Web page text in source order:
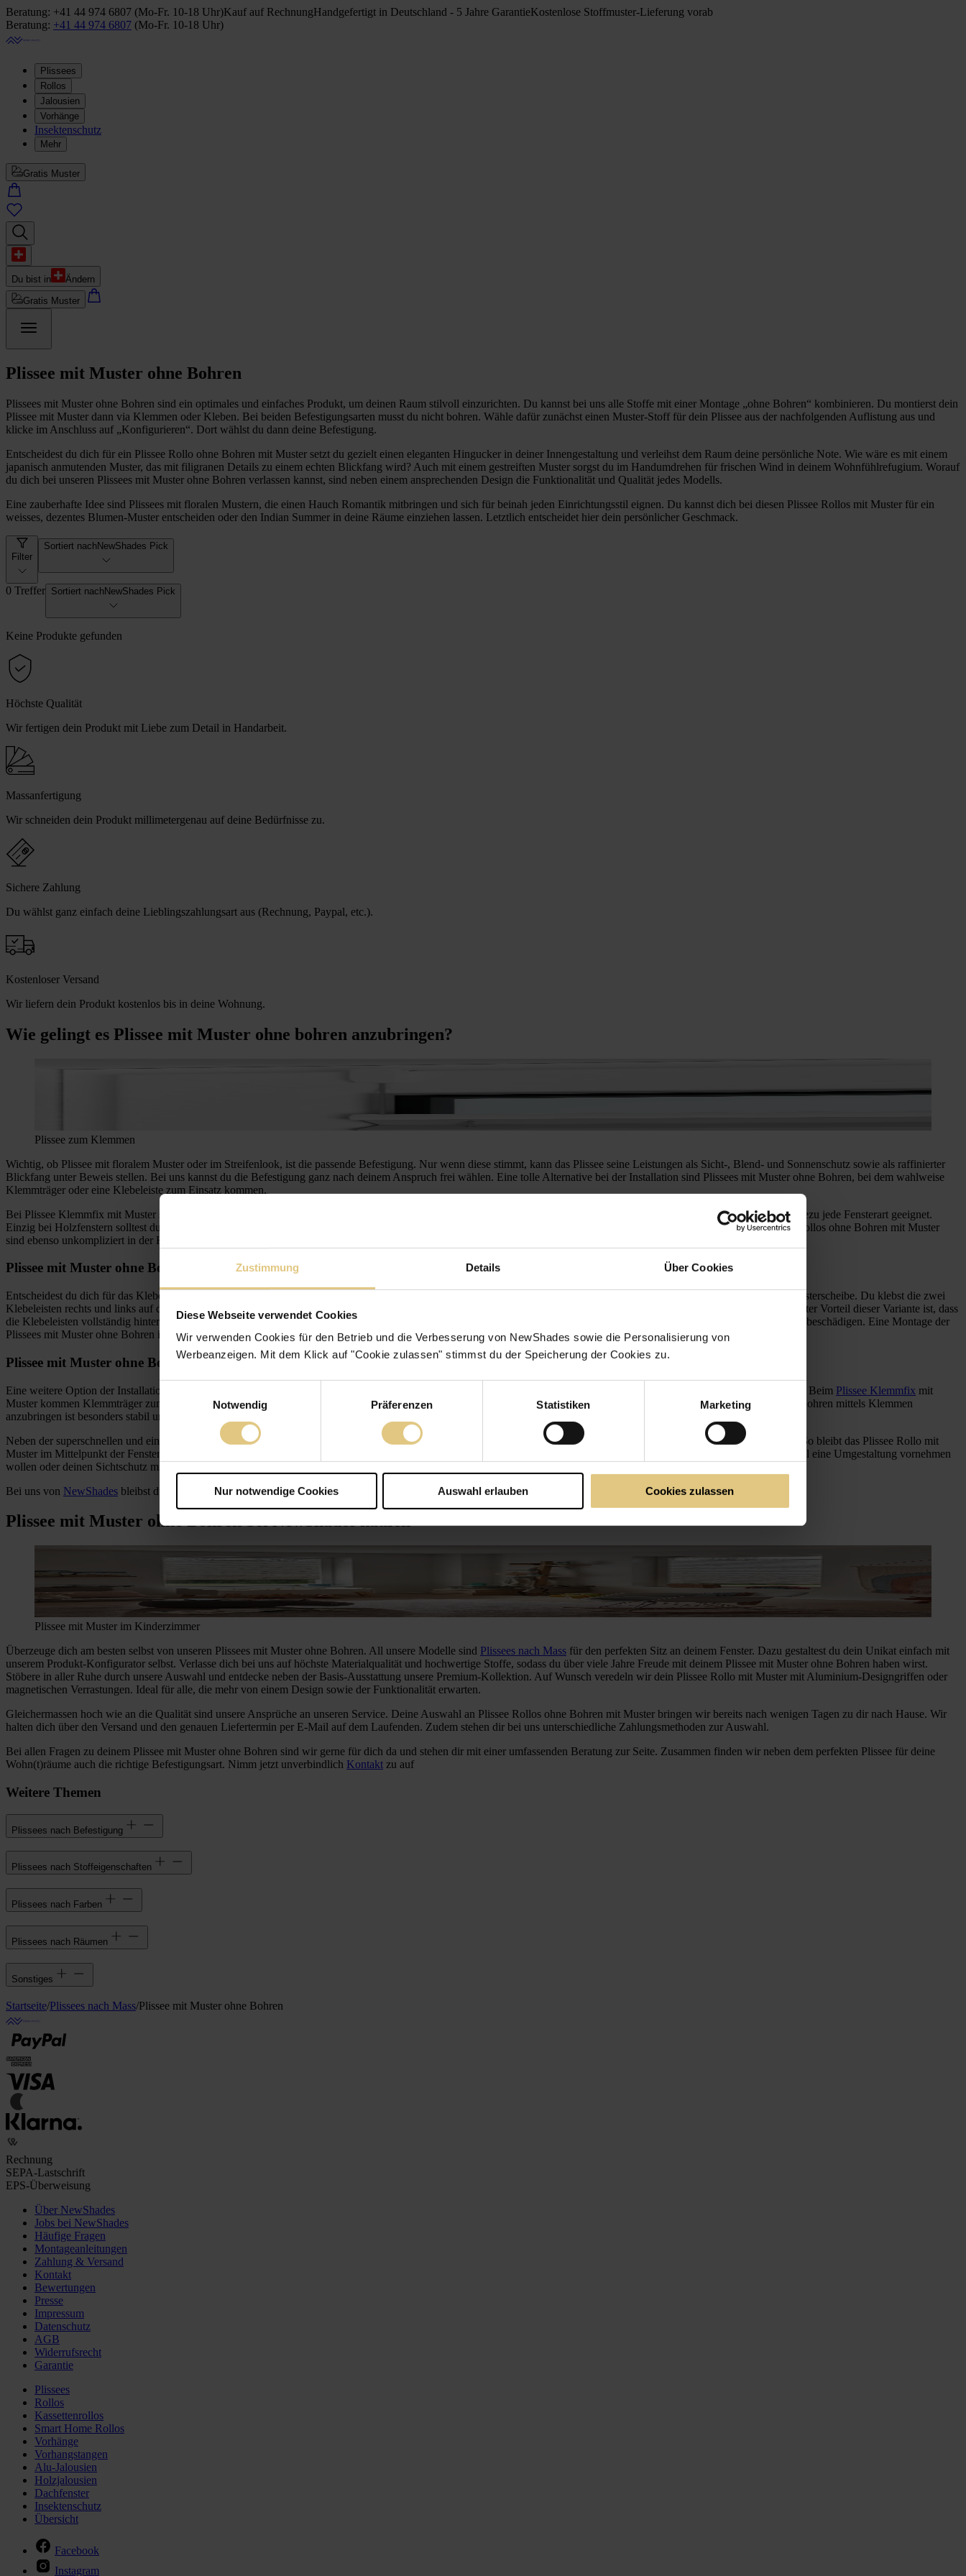
Zustimmung Details Über Cookies
Diese Webseite verwendet Cookies
Wir verwenden Cookies für den Betrieb und die Verbesserung von NewShades sowie die Personalisierung von
Werbeanzeigen. Mit dem Klick auf "Cookie zulassen" stimmst du der Speicherung der Cookies zu.
Einwilligungsauswahl
Notwendig
Präferenzen Statistiken Marketing
Nur notwendige Cookies Auswahl erlauben Cookies zulassen
Beratung: +41 44 974 6807 (Mo-Fr. 10-18 Uhr)Kauf auf RechnungHandgefertigt in Deutschland - 5 Jahre GarantieKostenlose Stoffmuster-Lieferung vorab
Beratung: +41 44 974 6807 (Mo-Fr. 10-18 Uhr)
Plissees
Rollos
Jalousien
Vorhänge
Insektenschutz
Mehr
Gratis Muster
Du bist in
Ändern
Gratis Muster
Plissee mit Muster ohne Bohren
Plissees mit Muster ohne Bohren sind ein optimales und einfaches Produkt, um deinen Raum stilvoll einzurichten. Du kannst bei uns alle Stoffe mit einer Montage „ohne Bohren“ kombinieren. Du montierst dein
Plissee mit Muster dann via Klemmen oder Kleben. Bei beiden Befestigungsarten musst du nicht bohren. Wähle dafür zunächst einen Muster-Stoff für dein Plissee aus der nachfolgenden Auflistung aus und
klicke im Anschluss auf „Konfigurieren“. Dort wählst du dann deine Befestigung.
Entscheidest du dich für ein Plissee Rollo ohne Bohren mit Muster setzt du gezielt einen eleganten Hingucker in deiner Innengestaltung und verleihst dem Raum deine persönliche Note. Wie wäre es mit einem
japanisch anmutenden Muster, das mit filigranen Details zu einem echten Blickfang wird? Auch mit einem gestreiften Muster sorgst du im Handumdrehen für frischen Wind in deinem Wohnfühlrefugium. Worauf
du dich bei unseren Plissees mit Muster ohne Bohren verlassen kannst, sind neben einem ansprechenden Design die Funktionalität und Qualität jedes Modells.
Eine zauberhafte Idee sind Plissees mit floralen Mustern, die einen Hauch Romantik mitbringen und sich für beinah jeden Einrichtungsstil eignen. Du kannst dich bei diesen Plissee Rollos mit Muster für ein
weisses, dezentes Blumen-Muster entscheiden oder den Indian Summer in deine Räume einziehen lassen. Letztlich entscheidet hier dein persönlicher Geschmack.
Filter
Sortiert nachNewShades Pick
0 Treffer Sortiert nachNewShades Pick
Keine Produkte gefunden
Höchste Qualität
Wir fertigen dein Produkt mit Liebe zum Detail in Handarbeit.
Massanfertigung
Wir schneiden dein Produkt millimetergenau auf deine Bedürfnisse zu.
Sichere Zahlung
Du wählst ganz einfach deine Lieblingszahlungsart aus (Rechnung, Paypal, etc.).
Kostenloser Versand
Wir liefern dein Produkt kostenlos bis in deine Wohnung.
Wie gelingt es Plissee mit Muster ohne bohren anzubringen?
Plissee zum Klemmen
Wichtig, ob Plissee mit floralem Muster oder im Streifenlook, ist die passende Befestigung. Nur wenn diese stimmt, kann das Plissee seine Leistungen als Sicht-, Blend- und Sonnenschutz sowie als raffinierter
Blickfang unter Beweis stellen. Bei uns kannst du die Befestigung ganz nach deinem Anspruch frei wählen. Eine tolle Alternative bei der Installation sind Plissees mit Muster ohne Bohren, bei dem wahlweise
Klemmträger oder eine Klebeleiste zum Einsatz kommen.
Bei Plissee Klemmfix mit Muster sorgen die Klemmträger für einen stabilen Halt. Das Steckverfahren wird im Fensterrahmen montiert und hier fixiert. Diese Variante ist für nahezu jede Fensterart geeignet.
Einzig bei Holzfenstern solltest du aufgrund des Drucks der Klemmträger auf eine andere Befestigungslösung zurückgreifen. Die Klebeleisten für das Anbringen eines Plissee Rollos ohne Bohren mit Muster
sind ebenso unkompliziert in der Handhabung. Dazu sollte dein Fenster eine Glasleistentiefe von mindestens 15 mm mitbringen.
Plissee mit Muster ohne Bohren: das Kleben
Entscheidest du dich für das Kleben eines Plissees mit Muster ohne Bohren, bist du bei jeder Fensterart auf der sicheren Seite. Die Montage erfolgt dabei unmittelbar auf der Fensterscheibe. Du klebst die zwei
Klebeleisten rechts und links auf die Glasscheibe und spannst das Plissee Rollo mit Muster vor die Klebeprofile, die am äusseren Rand der Fensterscheibe entlanglaufen. Ein echter Vorteil dieser Variante ist, dass
die Klebeleisten vollständig hinter dem Plissee-Stoff verschwinden. Gleichzeitig musst du keine unschönen Löcher in die Fensterflügel bohren und damit dauerhaft den Rahmen beschädigen. Eine Montage der
Plissees mit Muster ohne Bohren ist auf nahezu alle Fensterarten möglich.
Plissee mit Muster ohne Bohren: das Klemmen
Eine weitere Option der Installation ist das Klemmfix Plissee mit Muster. Auch hier erfolgt die Montage binnen weniger Minuten, ganz ohne Werkzeug oder Handwerkerwissen. Beim Plissee Klemmfix mit
Muster kommen Klemmträger zum Einsatz, die du in den Fensterrahmen verspannst. Die gängigsten Varianten sind dabei Klemmfix oder Easyfix. Ein Plissee mit Muster ohne Bohren mittels Klemmen
anzubringen ist besonders stabil und zuverlässig, daher ideal geeignet für Plissees, die du als Sicht- und Sonnenschutz nutzt.
Neben der superschnellen und einfachen Montage der Plissees mit Muster ohne Bohren überzeugt Klemmfix mit seinem dezenten Design, das gekonnt in den Hintergrund tritt. So bleibt das Plissee Rollo mit
Muster im Mittelpunkt der Fenstergestaltung. Wie auch das Plissee Rollo ohne Bohren mit Muster zum Kleben lässt sich das Klemmfix rückstandslos entfernen, solltest du einmal eine Umgestaltung vornehmen
wollen oder deinen Sichtschutz mit einem Hitzeschutz in einem neuen Plissee mit Muster kombinieren wollen.
Bei uns von NewShades bleibst du hinsichtlich der Befestigungsmöglichkeiten beim Plissee mit Muster ohne Bohren vollkommen flexibel.
Plissee mit Muster ohne Bohren bei NewShades kaufen
Plissee mit Muster im Kinderzimmer
Überzeuge dich am besten selbst von unseren Plissees mit Muster ohne Bohren. All unsere Modelle sind Plissees nach Mass für den perfekten Sitz an deinem Fenster. Dazu gestaltest du dein Unikat einfach mit
unserem Produkt-Konfigurator selbst. Verlasse dich bei uns auf höchste Materialqualität und hochwertige Stoffe, sodass du über viele Jahre Freude mit deinem Plissee mit Muster ohne Bohren haben wirst.
Stöbere in aller Ruhe durch unsere Auswahl und entdecke neben der Basis-Ausstattung unsere Premium-Kollektion. Auf Wunsch veredeln wir dein Plissee Rollo mit Muster mit Aluminium-Designgriffen oder
magnetischen Verrastungen. Ideal für alle, die mehr von einem Design sowie der Funktionalität erwarten.
Gleichermassen hoch wie an die Qualität sind unsere Ansprüche an unseren Service. Deine Auswahl an Plissee Rollos ohne Bohren mit Muster bringen wir bereits nach wenigen Tagen zu dir nach Hause. Wir
halten dich über den Versand und den genauen Liefertermin per E-Mail auf dem Laufenden. Zudem stehen dir bei uns unterschiedliche Zahlungsmethoden zur Auswahl.
Bei allen Fragen zu deinem Plissee mit Muster ohne Bohren sind wir gerne für dich da und stehen dir mit einer umfassenden Beratung zur Seite. Zusammen finden wir neben dem perfekten Plissee für deine
Wohn(t)räume auch die richtige Befestigungsart. Nimm jetzt unverbindlich Kontakt zu auf
Weitere Themen
Plissees nach Befestigung
Plissees nach Stoffeigenschaften
Plissees nach Farben
Plissees nach Räumen
Sonstiges
Startseite/Plissees nach Mass/Plissee mit Muster ohne Bohren
Rechnung
SEPA-Lastschrift
EPS-Überweisung
Über NewShades
Jobs bei NewShades
Häufige Fragen
Montageanleitungen
Zahlung & Versand
Kontakt
Bewertungen
Presse
Impressum
Datenschutz
AGB
Widerrufsrecht
Garantie
Plissees
Rollos
Kassettenrollos
Smart Home Rollos
Vorhänge
Vorhangstangen
Alu-Jalousien
Holzjalousien
Dachfenster
Insektenschutz
Übersicht
Facebook
Instagram